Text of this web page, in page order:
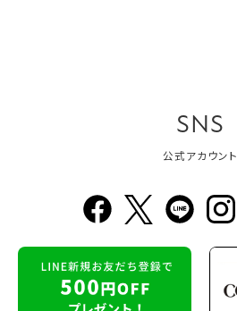
SNS
公式アカウント